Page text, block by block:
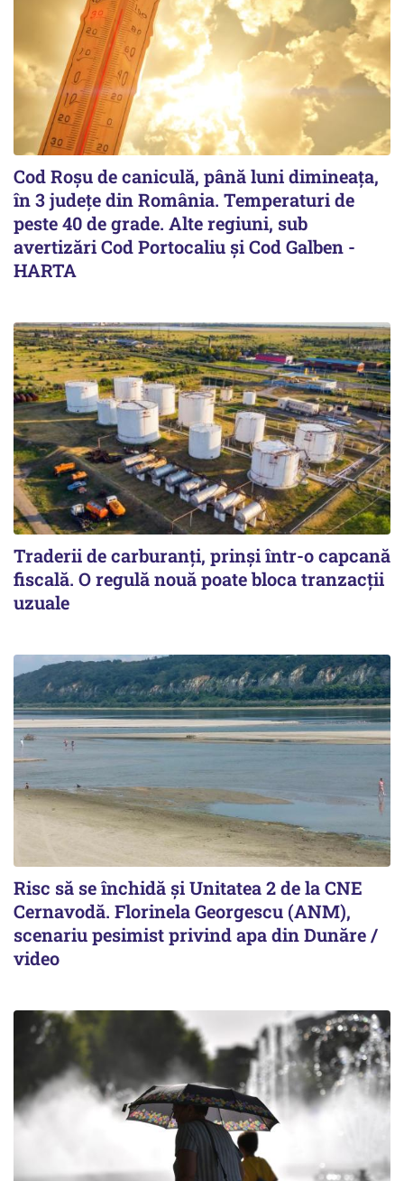
Cod Roşu de caniculă, până luni dimineaţa,
în 3 județe din România. Temperaturi de
peste 40 de grade. Alte regiuni, sub
avertizări Cod Portocaliu și Cod Galben -
HARTA
Traderii de carburanți, prinși într-o capcană
fiscală. O regulă nouă poate bloca tranzacții
uzuale
Risc să se închidă și Unitatea 2 de la CNE
Cernavodă. Florinela Georgescu (ANM),
scenariu pesimist privind apa din Dunăre /
video